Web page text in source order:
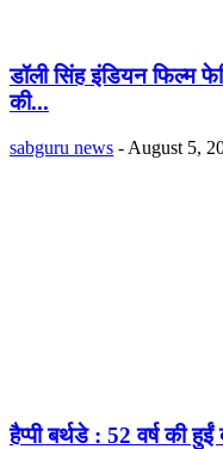
डॉली सिंह इंडियन फिल्म
की...
sabguru news - August 5,
हैप्पी बर्थडे : 52 वर्ष की